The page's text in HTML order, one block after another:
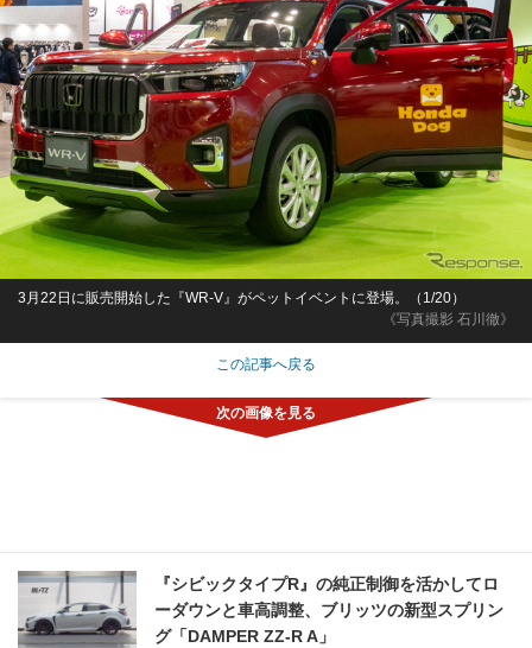
《写真撮影 石川徹》
3月22日に販売開始した『WR-V』がペットイベントに登場。（1/20）
この記事へ戻る
『シビックタイプR』の純正制御を活かしてロ
ーダウンと車高調整、ブリッツの新型スプリン
グ「DAMPER ZZ-R A」